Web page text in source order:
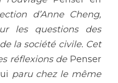
d’Anne Cheng,
les questions des
la société civile. Cet
réflexions de Penser
paru chez le même